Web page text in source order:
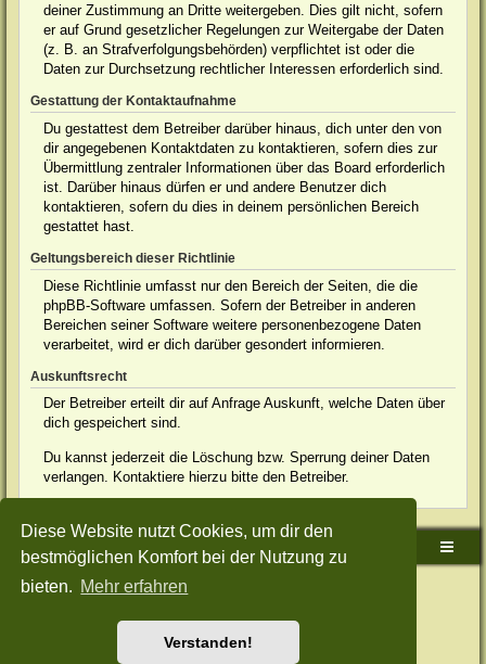
Diese Website nutzt Cookies, um dir den
bestmöglichen Komfort bei der Nutzung zu
bieten. Mehr erfahren
Verstanden!
deiner Zustimmung an Dritte weitergeben. Dies gilt nicht, sofern
er auf Grund gesetzlicher Regelungen zur Weitergabe der Daten
(z. B. an Strafverfolgungsbehörden) verpflichtet ist oder die
Daten zur Durchsetzung rechtlicher Interessen erforderlich sind.
Gestattung der Kontaktaufnahme
Du gestattest dem Betreiber darüber hinaus, dich unter den von
dir angegebenen Kontaktdaten zu kontaktieren, sofern dies zur
Übermittlung zentraler Informationen über das Board erforderlich
ist. Darüber hinaus dürfen er und andere Benutzer dich
kontaktieren, sofern du dies in deinem persönlichen Bereich
gestattet hast.
Geltungsbereich dieser Richtlinie
Diese Richtlinie umfasst nur den Bereich der Seiten, die die
phpBB-Software umfassen. Sofern der Betreiber in anderen
Bereichen seiner Software weitere personenbezogene Daten
verarbeitet, wird er dich darüber gesondert informieren.
Auskunftsrecht
Der Betreiber erteilt dir auf Anfrage Auskunft, welche Daten über
dich gespeichert sind.
Du kannst jederzeit die Löschung bzw. Sperrung deiner Daten
verlangen. Kontaktiere hierzu bitte den Betreiber.
Sudden-Strike-Maps.de Hauptseite Foren-Übersicht
Powered byphpBB® Forum Software © phpBB Limited
Style: Green-Style-Split by Joyce&LunaphpBB-Style-Design
Nutzungsbedingungen